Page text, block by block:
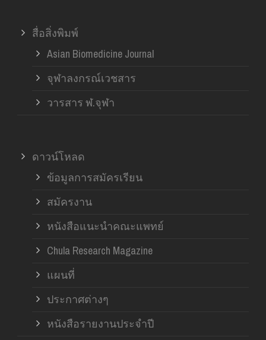
สื่อสิ่งพิมพ์
Asian Biomedicine Journal
จุฬาลงกรณ์เวชสาร
วารสาร ฬ.จุฬา
ดาวน์โหลด
ข้อมูลการสมัครเรียน
สมัครงาน
หนังสือแนะนำคณะแพทย์
Chula Research Magazine
แผนที่
ประกาศต่างๆ
หนังสือรายงานประจำปี